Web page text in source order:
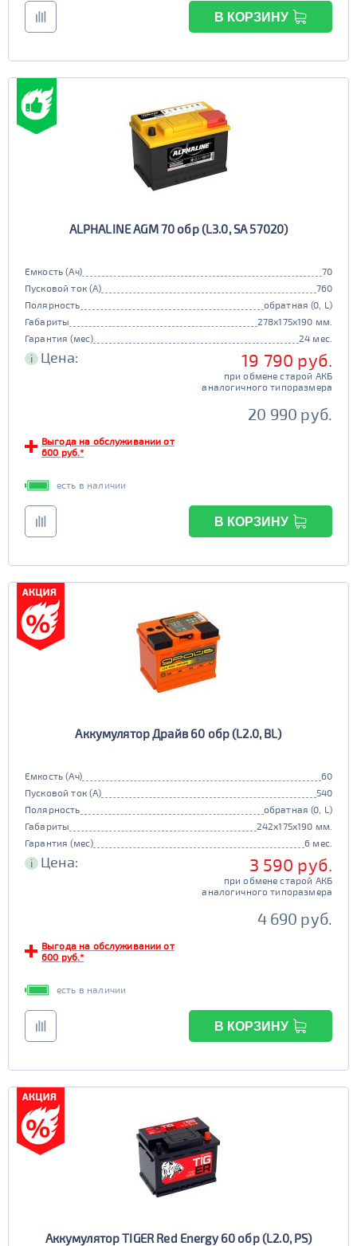
В КОРЗИНУ
ALPHALINE AGM 70 обр (L3.0, SA 57020)
Емкость (Ач)
70
Пусковой ток (А)
760
Полярность
обратная (0, L)
Габариты
278x175x190 мм.
Гарантия (мес)
24 мес.
i Цена: 19 790 руб.
при обмене старой АКБ
аналогичного типоразмера
20 990 руб.
Выгода на обслуживании от
600 руб.*
есть в наличии
В КОРЗИНУ
Аккумулятор Драйв 60 обр (L2.0, BL)
Емкость (Ач)
60
Пусковой ток (А)
540
Полярность
обратная (0, L)
Габариты
242x175x190 мм.
Гарантия (мес)
6 мес.
i Цена: 3 590 руб.
при обмене старой АКБ
аналогичного типоразмера
4 690 руб.
Выгода на обслуживании от
600 руб.*
есть в наличии
В КОРЗИНУ
Аккумулятор TIGER Red Energy 60 обр (L2.0, PS)